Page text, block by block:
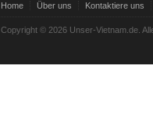
Home Über uns Kontaktiere uns
Copyright © 2026 Unser-Vietnam.de.